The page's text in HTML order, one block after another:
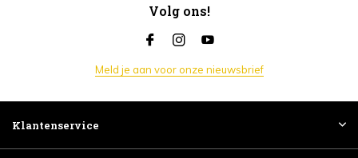
Volg ons!
Meld je aan voor onze nieuwsbrief
Klantenservice